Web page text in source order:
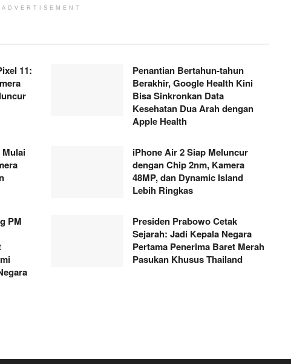
ADVERTISEMENT
11:
Penantian Bertahun-tahun
Berakhir, Google Health Kini
Bisa Sinkronkan Data
Kesehatan Dua Arah dengan
Apple Health
Mulai
iPhone Air 2 Siap Meluncur
dengan Chip 2nm, Kamera
48MP, dan Dynamic Island
Lebih Ringkas
PM
Presiden Prabowo Cetak
Sejarah: Jadi Kepala Negara
Pertama Penerima Baret Merah
Pasukan Khusus Thailand